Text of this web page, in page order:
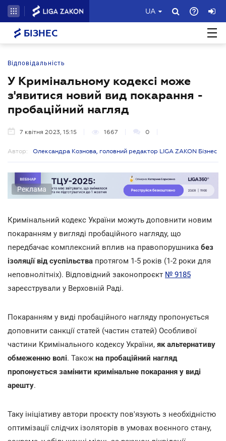
UA
БІЗНЕС
Відповідальність
У Кримінальному кодексі може
з'явитися новий вид покарання -
пробаційний нагляд
7 квітня 2023, 15:15 1667 0
Автор: Олександра Кознова, головний редактор LIGA ZAKON Бізнес
Реклама
Кримінальний кодекс України можуть доповнити новим
покаранням у вигляді пробаційного нагляду, що
передбачає комплексний вплив на правопорушника без
ізоляції від суспільства протягом 1-5 років (1-2 роки для
неповнолітніх). Відповідний законопроєкт № 9185
зареєстрували у Верховній Раді.
Покаранням у виді пробаційного нагляду пропонується
доповнити санкції статей (частин статей) Особливої
частини Кримінального кодексу України, як альтернативу
обмеженню волі. Також на пробаційний нагляд
пропонується замінити кримінальне покарання у виді
арешту.
Таку ініціативу автори проєкту пов'язують з необхідністю
оптимізації слідчих ізоляторів в умовах воєнного стану,